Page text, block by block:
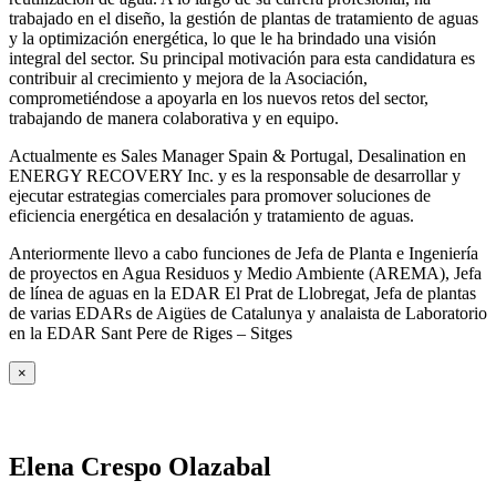
trabajado en el diseño, la gestión de plantas de tratamiento de aguas
y la optimización energética, lo que le ha brindado una visión
integral del sector. Su principal motivación para esta candidatura es
contribuir al crecimiento y mejora de la Asociación,
comprometiéndose a apoyarla en los nuevos retos del sector,
trabajando de manera colaborativa y en equipo.
Actualmente es Sales Manager Spain & Portugal, Desalination en
ENERGY RECOVERY Inc. y es la responsable de desarrollar y
ejecutar estrategias comerciales para promover soluciones de
eficiencia energética en desalación y tratamiento de aguas.
Anteriormente llevo a cabo funciones de Jefa de Planta e Ingeniería
de proyectos en Agua Residuos y Medio Ambiente (AREMA), Jefa
de línea de aguas en la EDAR El Prat de Llobregat, Jefa de plantas
de varias EDARs de Aigües de Catalunya y analaista de Laboratorio
en la EDAR Sant Pere de Riges – Sitges
×
Elena Crespo Olazabal